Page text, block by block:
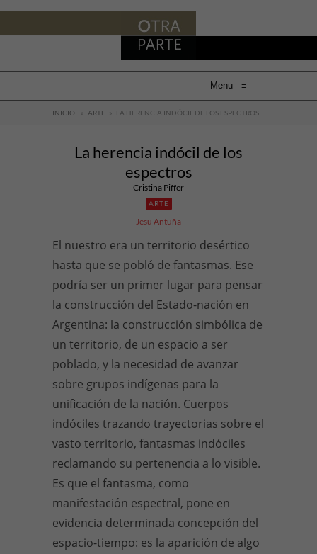
Menu ≡
INICIO » ARTE » LA HERENCIA INDÓCIL DE LOS ESPECTROS
La herencia indócil de los
espectros
Cristina Piffer
ARTE
Jesu Antuña
El nuestro era un territorio desértico
hasta que se pobló de fantasmas. Ese
podría ser un primer lugar para pensar
la construcción del Estado-nación en
Argentina: la construcción simbólica de
un territorio, de un espacio a ser
poblado, y la necesidad de avanzar
sobre grupos indígenas para la
unificación de la nación. Cuerpos
indóciles trazando trayectorias sobre el
vasto territorio, fantasmas indóciles
reclamando su pertenencia a lo visible.
Es que el fantasma, como
manifestación espectral, pone en
evidencia determinada concepción del
espacio-tiempo: es la aparición de algo